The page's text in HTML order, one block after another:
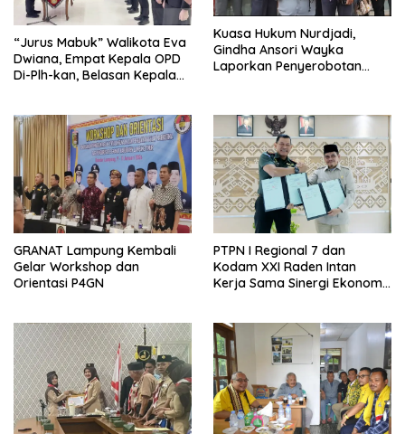
“Jurus Mabuk” Walikota Eva
Dwiana, Empat Kepala OPD
Di-Plh-kan, Belasan Kepala
Kuasa Hukum Nurdjadi,
Gindha Ansori Wayka
Laporkan Penyerobotan
GRANAT Lampung Kembali
Gelar Workshop dan
Orientasi P4GN
PTPN I Regional 7 dan
Kodam XXI Raden Intan
Kerja Sama Sinergi Ekonomi